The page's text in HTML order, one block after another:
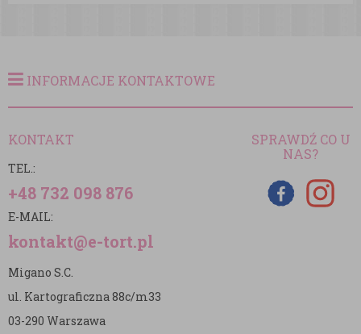
INFORMACJE KONTAKTOWE
KONTAKT
TEL.:
+48 732 098 876
E-MAIL:
kontakt@e-tort.pl
Migano S.C.
ul. Kartograficzna 88c/m33
03-290 Warszawa
SPRAWDŹ CO U
NAS?